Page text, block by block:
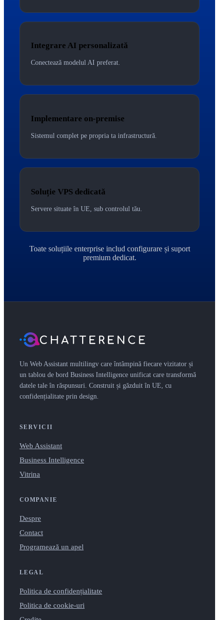
Integrare AI personalizată
Conectează modelul AI preferat.
Implementare on-premise
Sistemul complet pe propria ta infrastructură.
Soluție VPS dedicată
Servere situate în UE, sub controlul tău.
Toate soluțiile enterprise includ configurare și suport
premium dedicat.
Un Web Assistant multilingv care întâmpină fiecare vizitator și
un tablou de bord Business Intelligence unificat care transformă
datele tale în răspunsuri. Construit și găzduit în UE, cu
confidențialitate prin design.
SERVICII
Web Assistant
Business Intelligence
Vitrina
COMPANIE
Despre
Contact
Programează un apel
LEGAL
Politica de confidențialitate
Politica de cookie-uri